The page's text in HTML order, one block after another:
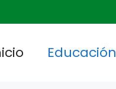
Educación